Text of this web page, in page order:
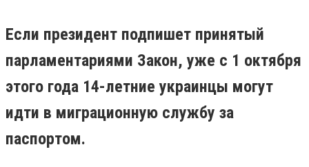
Если президент подпишет принятый
парламентариями Закон, уже с 1 октября
этого года 14-летние украинцы могут
идти в миграционную службу за
паспортом.